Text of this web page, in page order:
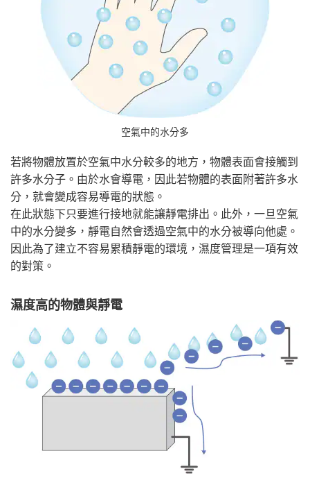
空氣中的水分多
若將物體放置於空氣中水分較多的地方，物體表面會接觸到
許多水分子。由於水會導電，因此若物體的表面附著許多水
分，就會變成容易導電的狀態。
在此狀態下只要進行接地就能讓靜電排出。此外，一旦空氣
中的水分變多，靜電自然會透過空氣中的水分被導向他處。
因此為了建立不容易累積靜電的環境，濕度管理是一項有效
的對策。
濕度高的物體與靜電